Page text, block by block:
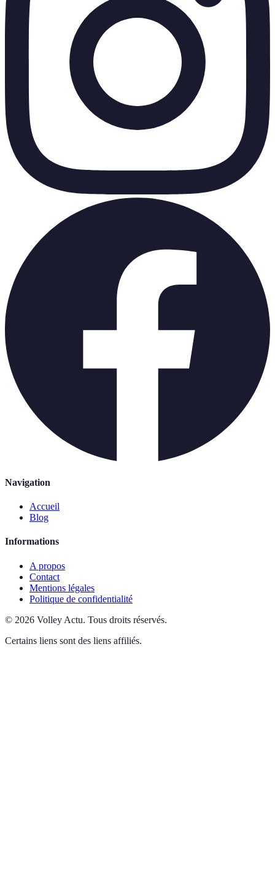
Navigation
Accueil
Blog
Informations
A propos
Contact
Mentions légales
Politique de confidentialité
© 2026 Volley Actu. Tous droits réservés.
Certains liens sont des liens affiliés.